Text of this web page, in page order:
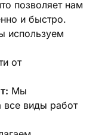
позволяет нам
и быстро.
используем
от
Мы
все виды работ